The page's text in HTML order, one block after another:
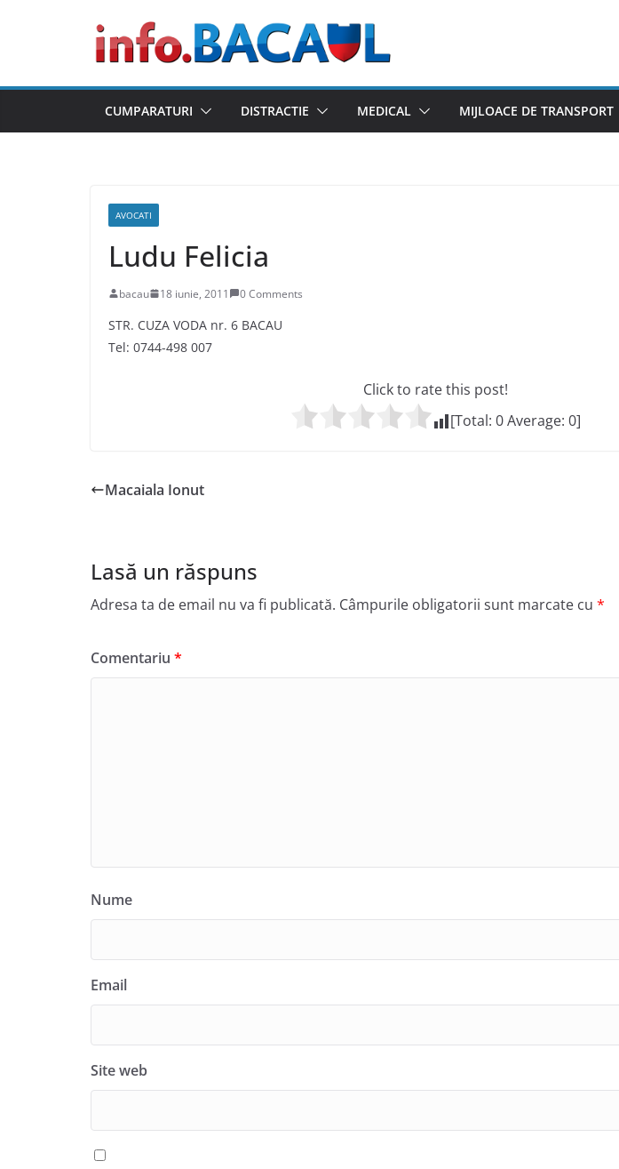
CUMPARATURI DISTRACTIE MEDICAL MIJLOACE DE TRANSPORT
AVOCATI
Ludu Felicia
bacau 18 iunie, 2011 0 Comments
STR. CUZA VODA nr. 6 BACAU
Tel: 0744-498 007
Click to rate this post!
[Total: 0Average: 0]
Macaiala Ionut
Lasă un răspuns
Adresa ta de email nu va fi publicată. Câmpurile obligatorii sunt marcate cu *
Comentariu *
Nume
Email
Site web